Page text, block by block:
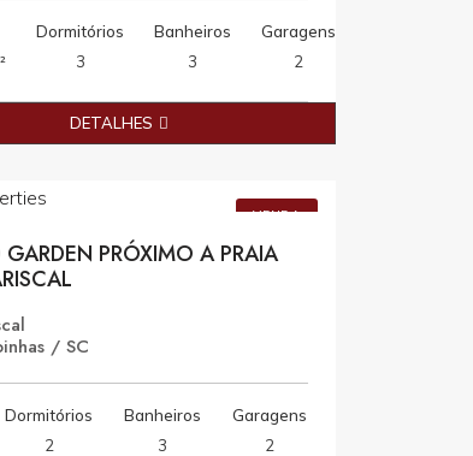
Dormitórios
3
Banheiros
3
Garagens
2
DETALHES
VENDA
PRÓXIMO A PRAIA
/ SC
Dormitórios
2
Banheiros
3
Garagens
2